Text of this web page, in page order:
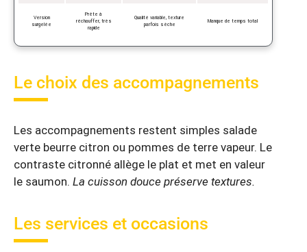
Version
surgelée
Prête à
réchauffer, très
rapide
Qualité variable, texture
parfois sèche
Manque de temps total
Le choix des accompagnements
Les accompagnements restent simples salade
verte beurre citron ou pommes de terre vapeur. Le
contraste citronné allège le plat et met en valeur
le saumon. La cuisson douce préserve textures.
Les services et occasions